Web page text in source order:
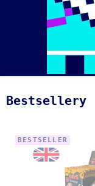
Bestsellery
BESTSELLER